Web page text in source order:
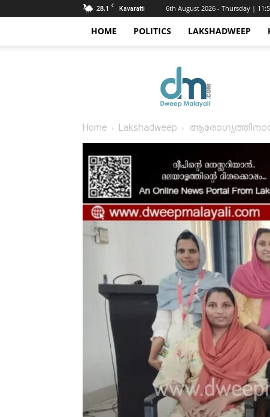
28.1 C Kavaratti 6th August 2026 - Thursday |
HOME POLITICS LAKSHADWEEP
Home Lakshadweep